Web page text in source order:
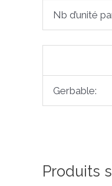
Nb d’unité
Gerbable:
Produits